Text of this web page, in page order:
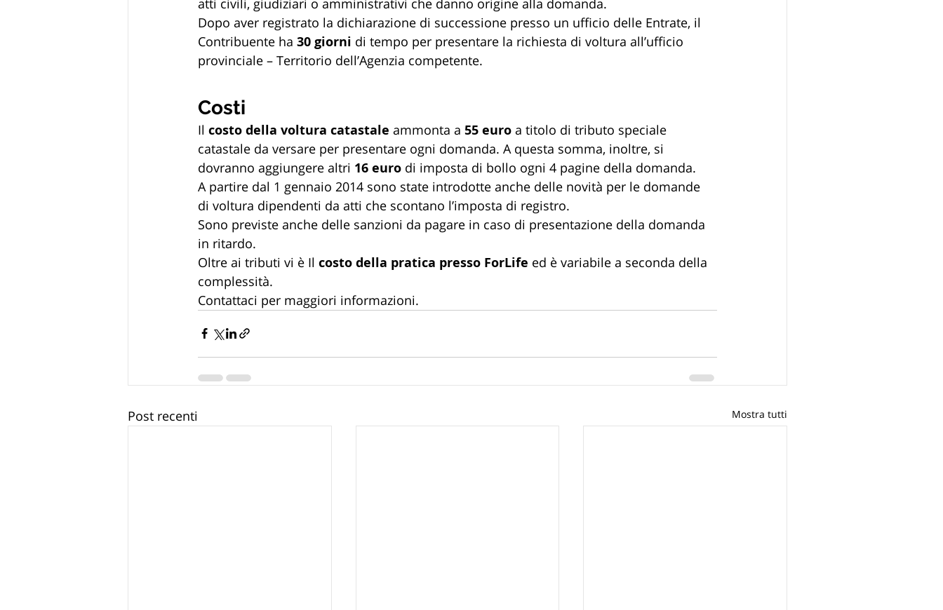
Dopo aver registrato la dichiarazione di successione presso un ufficio delle Entrate, il
Contribuente ha 30 giorni di tempo per presentare la richiesta di voltura all’ufficio
provinciale – Territorio dell’Agenzia competente.
Costi
Il costo della voltura catastale ammonta a 55 euro a titolo di tributo speciale
catastale da versare per presentare ogni domanda. A questa somma, inoltre, si
dovranno aggiungere altri 16 euro di imposta di bollo ogni 4 pagine della domanda.
A partire dal 1 gennaio 2014 sono state introdotte anche delle novità per le domande
di voltura dipendenti da atti che scontano l’imposta di registro.
Sono previste anche delle sanzioni da pagare in caso di presentazione della domanda
in ritardo.
Oltre ai tributi vi è Il costo della pratica presso ForLife ed è variabile a seconda della
complessità.
Contattaci per maggiori informazioni.
Post recenti Mostra tutti